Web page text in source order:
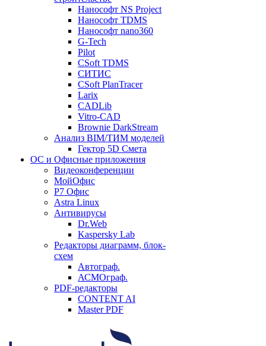
Нанософт NS Project
Нанософт TDMS
Нанософт nano360
G-Tech
Pilot
CSoft TDMS
СИТИС
CSoft PlanTracer
Larix
CADLib
Vitro-CAD
Brownie DarkStream
Анализ BIM/ТИМ моделей
Гектор 5D Смета
ОС и Офисные приложения
Видеоконференции
МойОфис
P7 Офис
Astra Linux
Антивирусы
Dr.Web
Kaspersky Lab
Редакторы диаграмм, блок-
схем
Автограф.
АСМОграф.
PDF-редакторы
CONTENT AI
Master PDF